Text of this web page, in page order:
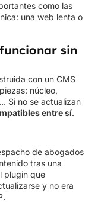
como las
una web lenta o
sin
con un CMS
núcleo,
Si no se actualizan
entre sí.
de abogados
tras una
plugin que
y no era